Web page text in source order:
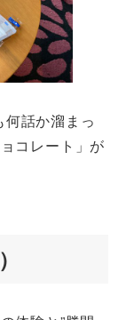
話か溜まっ
コレート」が